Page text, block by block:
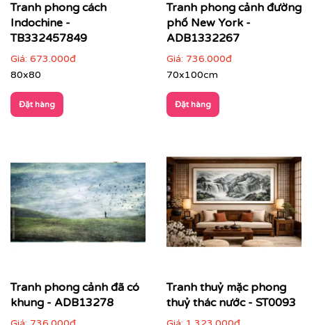
Phòng ngủ: chọn tranh phong cảnh nhẹ nhàng,
gam màu dịu để tạo sự thư thái
Tranh phong cách
Indochine -
TB332457849
Giá: 673.000đ
80x80
Đặt hàng
Tranh phong cảnh đường
phố New York -
ADB1332267
Giá: 736.000đ
70x100cm
Đặt hàng
Tranh phong cảnh đã có
khung - ADB13278
Tranh thuỷ mặc phong
thuỷ thác nước - ST0093